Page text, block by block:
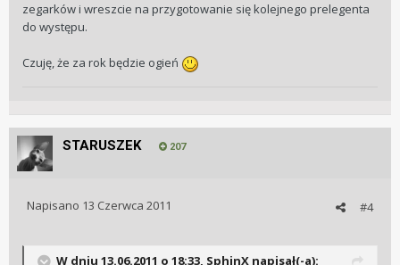
zegarków i wreszcie na przygotowanie się kolejnego prelegenta
do występu.
Czuję, że za rok będzie ogień
STARUSZEK 207
#4
Napisano 13 Czerwca 2011
W dniu 13.06.2011 o 18:33, SphinX napisał(-a):